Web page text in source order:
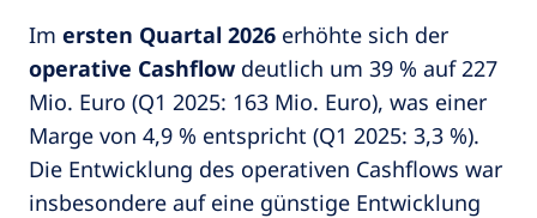
Im ersten Quartal 2026 erhöhte sich der
operative Cashflowdeutlich um 39 % auf 227
Mio. Euro (Q1 2025: 163 Mio. Euro), was einer
Marge von 4,9 % entspricht (Q1 2025: 3,3 %).
Die Entwicklung des operativen Cashflows war
insbesondere auf eine günstige Entwicklung